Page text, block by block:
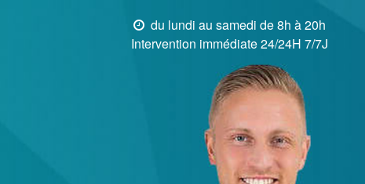
du lundi au samedi de 8h à 20h
Intervention immédiate 24/24H 7/7J